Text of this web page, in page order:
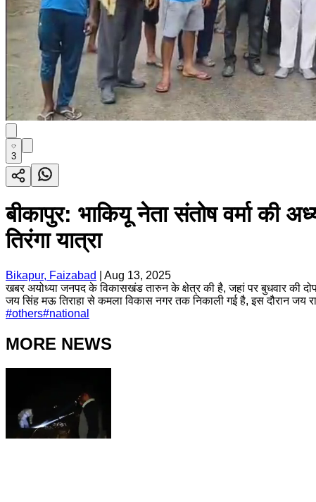
3
बीकापुर: भाकियू नेता संतोष वर्मा की
तिरंगा यात्रा
Bikapur, Faizabad
Aug 13, 2025
खबर अयोध्या जनपद के विकासखंड तारुन के क्षेत्र की है, जहां पर बुधवार की
जय सिंह मऊ तिराहा से कमला विकास नगर तक निकाली गई है, इस दौरान जय राम
#others#national
MORE NEWS